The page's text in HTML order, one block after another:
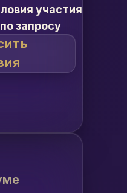
участия
запросу